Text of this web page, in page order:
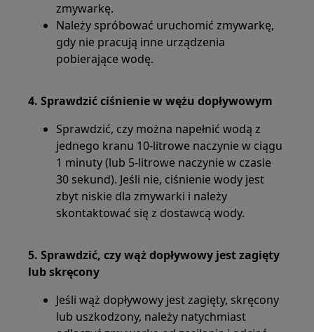
zmywarkę.
Należy spróbować uruchomić zmywarkę,
gdy nie pracują inne urządzenia
pobierające wodę.
4. Sprawdzić ciśnienie w wężu dopływowym
Sprawdzić, czy można napełnić wodą z
jednego kranu 10-litrowe naczynie w ciągu
1 minuty (lub 5-litrowe naczynie w czasie
30 sekund). Jeśli nie, ciśnienie wody jest
zbyt niskie dla zmywarki i należy
skontaktować się z dostawcą wody.
5. Sprawdzić, czy wąż dopływowy jest zagięty
lub skręcony
Jeśli wąż dopływowy jest zagięty, skręcony
lub uszkodzony, należy natychmiast